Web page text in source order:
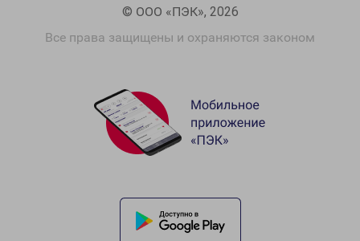
© ООО «ПЭК», 2026
Все права защищены и охраняются законом